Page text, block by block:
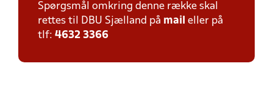
Spørgsmål omkring denne række skal
rettes til DBU Sjælland på mail eller på
tlf: 4632 3366